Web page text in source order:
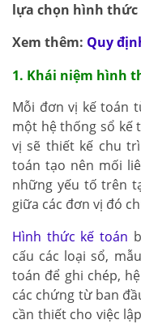
lựa chọn hình
Xem thêm: Quy
1. Khái niệm hình
Mỗi đơn vị kế toán
một hệ thống sổ kế
vị sẽ thiết kế chu
toán tạo nên mối
những yếu tố trên
giữa các đơn vị đó
Hình thức kế toán
cấu các loại sổ,
toán để ghi chép,
các chứng từ ban
cần thiết cho việc